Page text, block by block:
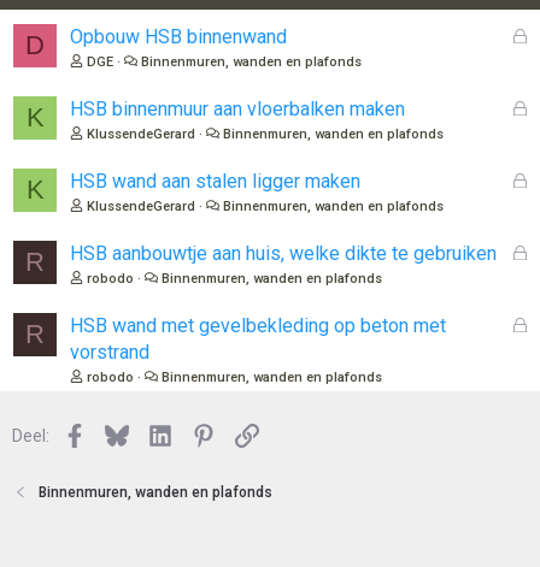
D
G
n
Opbouw HSB binnenwand
DGE Binnenmuren, wanden en plafonds
K
G
n
HSB binnenmuur aan vloerbalken maken
KlussendeGerard Binnenmuren, wanden en plafonds
K
G
n
HSB wand aan stalen ligger maken
KlussendeGerard Binnenmuren, wanden en plafonds
R
G
HSB aanbouwtje aan huis, welke dikte te gebruiken
robodo Binnenmuren, wanden en plafonds
R
G
HSB wand met gevelbekleding op beton met
vorstrand
robodo Binnenmuren, wanden en plafonds
Deel: Facebook
BlueskyLinkedInPinterest
Link
Binnenmuren, wanden en plafonds